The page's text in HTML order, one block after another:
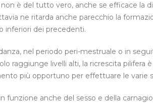
è del tutto vero, anche se efficace la
ne ritarda anche parecchio la
inferiori dei precedenti.
nel periodo peri-mestruale o in
raggiunge livelli alti, la ricrescita pilifera
più opportuno per effettuare le varie
funzione anche del sesso e della